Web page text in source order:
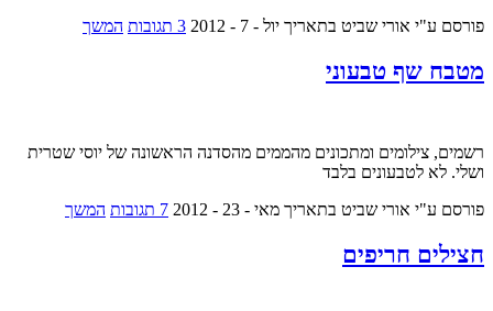
פורסם ע"י אורי שביט בתאריך יול - 7 - 2012 3 תגובות המשך
מטבח שף טבעוני
רשמים, צילומים ומתכונים מהממים מהסדנה הראשונה של יוסי שטרית
ושלי. לא לטבעונים בלבד
פורסם ע"י אורי שביט בתאריך מאי - 23 - 2012 7 תגובות המשך
חצילים חריפים